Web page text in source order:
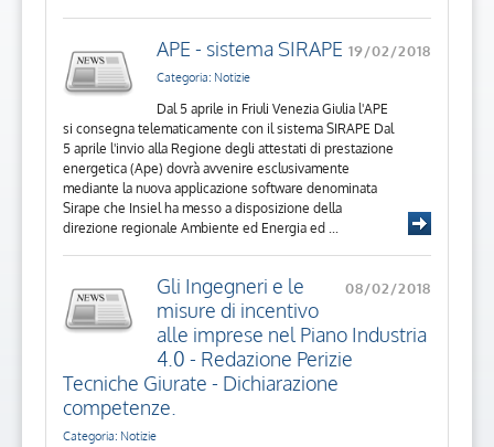
19/02/2018
APE - sistema SIRAPE
Categoria: Notizie
Dal 5 aprile in Friuli Venezia Giulia l'APE
si consegna telematicamente con il sistema SIRAPE Dal
5 aprile l'invio alla Regione degli attestati di prestazione
energetica (Ape) dovrà avvenire esclusivamente
mediante la nuova applicazione software denominata
Sirape che Insiel ha messo a disposizione della
direzione regionale Ambiente ed Energia ed ...
08/02/2018
Gli Ingegneri e le
misure di incentivo
alle imprese nel Piano Industria
4.0 - Redazione Perizie
Tecniche Giurate - Dichiarazione
competenze.
Categoria: Notizie